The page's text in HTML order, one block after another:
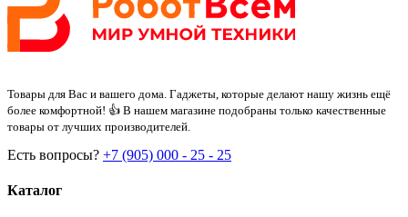
Товары для Вас и вашего дома. Гаджеты, которые делают нашу жизнь ещё
более комфортной! 👍 В нашем магазине подобраны только качественные
товары от лучших производителей.
Есть вопросы? +7 (905) 000 - 25 - 25
Каталог